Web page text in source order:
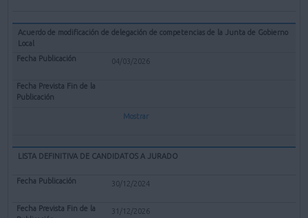
Acuerdo de modificación de delegación de competencias de la Junta de Gobierno
Local
04/03/2026
Mostrar
LISTA DEFINITIVA DE CANDIDATOS A JURADO
30/12/2024
31/12/2026